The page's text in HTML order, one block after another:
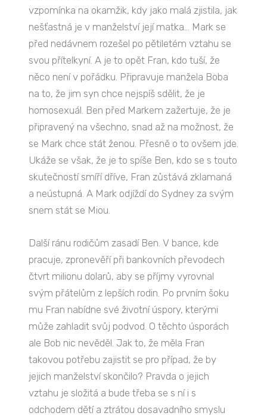
vzpomínka na okamžik, kdy jako malá zjistila, jak
nešťastná je v manželství její matka… Mark se
před nedávnem rozešel po pětiletém vztahu se
svou přítelkyní. A je to opět Fran, kdo tuší, že
něco není v pořádku. Připravuje manžela Boba
na to, že jim syn chce nejspíš sdělit, že je
homosexuál. Ben před Markem zažertuje, že je
připravený na všechno, snad až na možnost, že
se Mark chce stát ženou. Přesně o to ovšem jde.
Ukáže se však, že je to spíše Ben, kdo se s touto
skutečností smíří dříve, Fran zůstává zklamaná
a neústupná. A Mark odjíždí do Sydney za svým
snem stát se Miou.
Další ránu rodičům zasadí Ben. V bance, kde
pracuje, zpronevěří při bankovních převodech
čtvrt milionu dolarů, aby se příjmy vyrovnal
svým přátelům z lepších rodin. Po prvním šoku
mu Fran nabídne své životní úspory, kterými
může zahladit svůj podvod. O těchto úsporách
ale Bob nic nevěděl. Jak to, že měla Fran
takovou potřebu zajistit se pro případ, že by
jejich manželství skončilo? Pravda o jejich
vztahu je složitá a bude třeba se s ní i s
odchodem dětí a ztrátou dosavadního smyslu